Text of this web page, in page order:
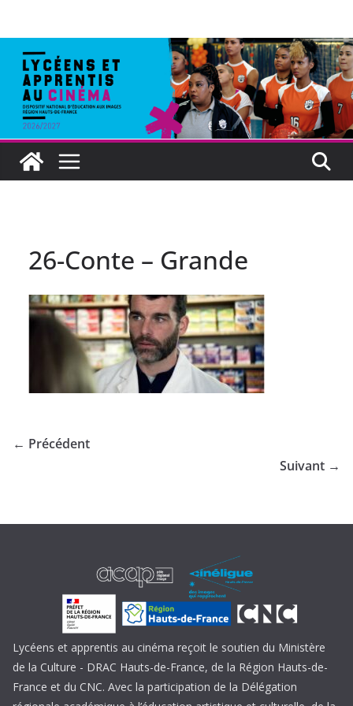
26-Conte – Grande
← Précédent
Suivant →
Lycéens et apprentis au cinéma reçoit le soutien du Ministère
de la Culture - DRAC Hauts-de-France, de la Région Hauts-de-
France et du CNC. Avec la participation de la Délégation